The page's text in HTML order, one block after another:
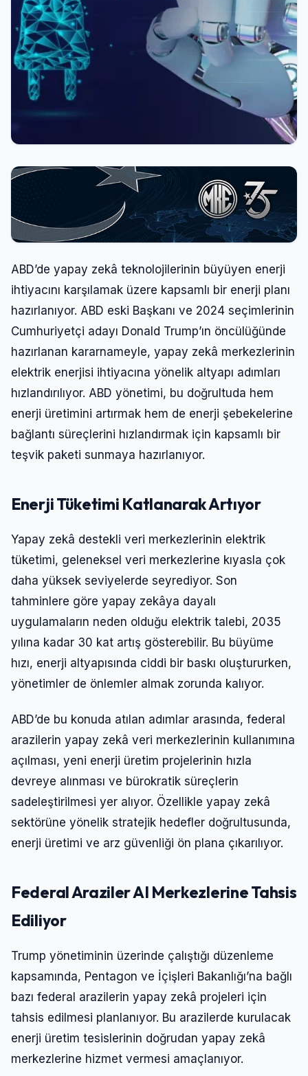
ABD’de yapay zekâ teknolojilerinin büyüyen enerji
ihtiyacını karşılamak üzere kapsamlı bir enerji planı
hazırlanıyor. ABD eski Başkanı ve 2024 seçimlerinin
Cumhuriyetçi adayı Donald Trump’ın öncülüğünde
hazırlanan kararnameyle, yapay zekâ merkezlerinin
elektrik enerjisi ihtiyacına yönelik altyapı adımları
hızlandırılıyor. ABD yönetimi, bu doğrultuda hem
enerji üretimini artırmak hem de enerji şebekelerine
bağlantı süreçlerini hızlandırmak için kapsamlı bir
teşvik paketi sunmaya hazırlanıyor.
Enerji Tüketimi Katlanarak Artıyor
Yapay zekâ destekli veri merkezlerinin elektrik
tüketimi, geleneksel veri merkezlerine kıyasla çok
daha yüksek seviyelerde seyrediyor. Son
tahminlere göre yapay zekâya dayalı
uygulamaların neden olduğu elektrik talebi, 2035
yılına kadar 30 kat artış gösterebilir. Bu büyüme
hızı, enerji altyapısında ciddi bir baskı oluştururken,
yönetimler de önlemler almak zorunda kalıyor.
ABD’de bu konuda atılan adımlar arasında, federal
arazilerin yapay zekâ veri merkezlerinin kullanımına
açılması, yeni enerji üretim projelerinin hızla
devreye alınması ve bürokratik süreçlerin
sadeleştirilmesi yer alıyor. Özellikle yapay zekâ
sektörüne yönelik stratejik hedefler doğrultusunda,
enerji üretimi ve arz güvenliği ön plana çıkarılıyor.
Federal Araziler AI Merkezlerine Tahsis
Ediliyor
Trump yönetiminin üzerinde çalıştığı düzenleme
kapsamında, Pentagon ve İçişleri Bakanlığı’na bağlı
bazı federal arazilerin yapay zekâ projeleri için
tahsis edilmesi planlanıyor. Bu arazilerde kurulacak
enerji üretim tesislerinin doğrudan yapay zekâ
merkezlerine hizmet vermesi amaçlanıyor.